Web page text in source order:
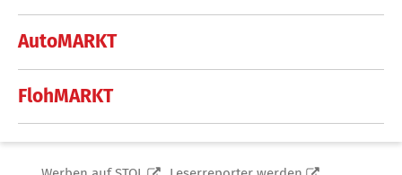
AutoMARKT
FlohMARKT